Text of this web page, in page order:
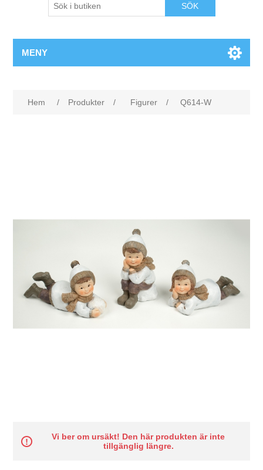
SÖK
MENY
Hem / Produkter / Figurer / Q614-W
Vi ber om ursäkt! Den här produkten är inte
tillgänglig längre.